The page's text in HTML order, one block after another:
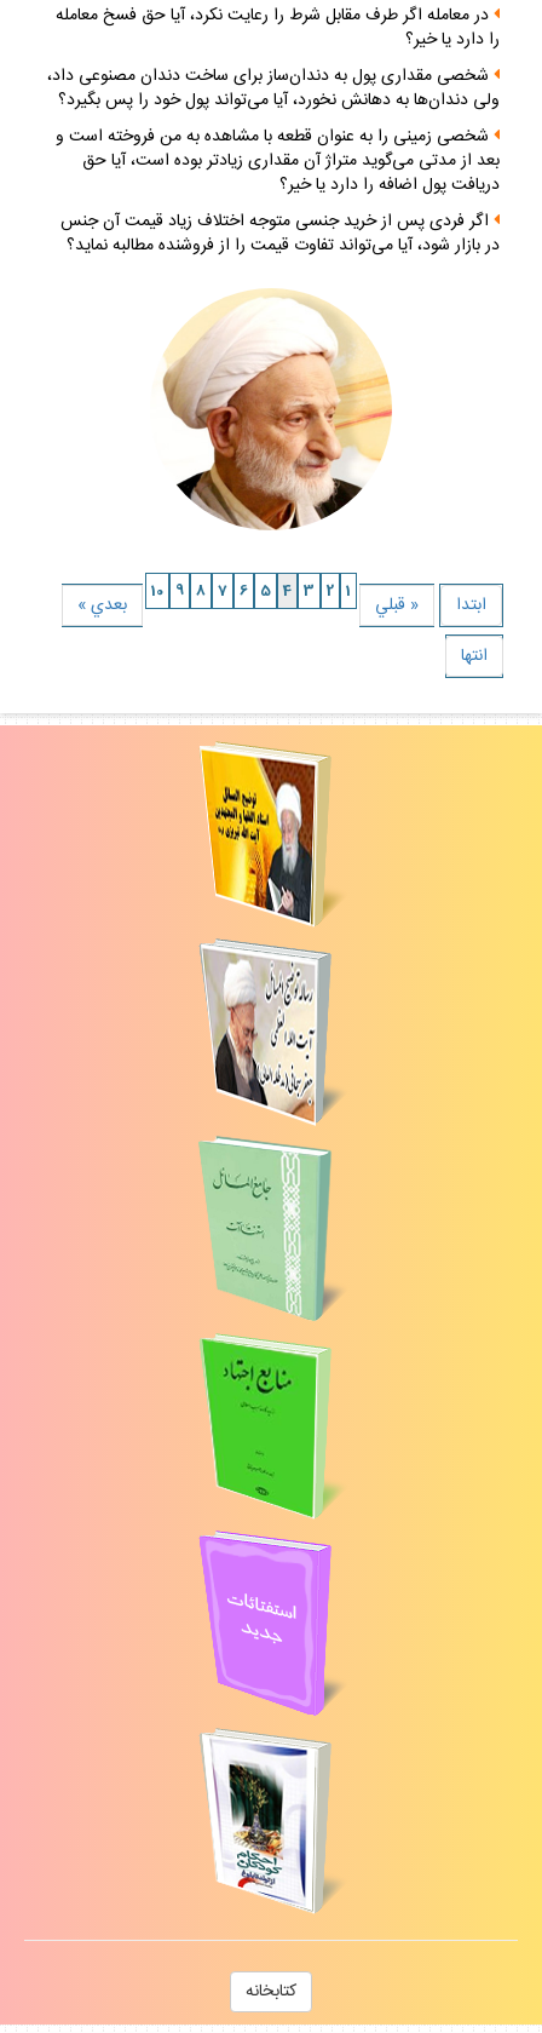
در معامله اگر طرف مقابل شرط را رعايت نكرد، آيا حق فسخ معامله
را دارد يا خير؟
شخصى مقدارى پول به دندان‌ساز براى ساخت دندان مصنوعى داد،
ولى دندان‌ها به دهانش نخورد، آيا مى‌تواند پول خود را پس بگيرد؟
شخصى زمينى را به عنوان قطعه با مشاهده به من فروخته است و
بعد از مدتى مى‌گويد متراژ آن مقدارى زيادتر بوده است، آيا حق
دريافت پول اضافه را دارد يا خير؟
اگر فردى پس از خريد جنسى متوجه اختلاف زياد قيمت آن جنس
در بازار شود، آيا مى‌تواند تفاوت قيمت را از فروشنده مطالبه نمايد؟
ابتدا « قبلي 1
2
3
4
5
6
7
8
9
10
بعدي »
انتها
كتابخانه